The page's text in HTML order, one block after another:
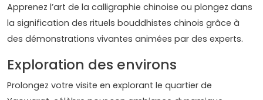
Apprenez l’art de la calligraphie chinoise ou plongez dans
la signification des rituels bouddhistes chinois grâce à
des démonstrations vivantes animées par des experts.
Exploration des environs
Prolongez votre visite en explorant le quartier de